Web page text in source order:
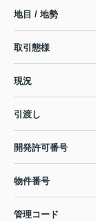
地目 / 地勢
取引態様
現況
引渡し
開発許可番号
物件番号
管理コード